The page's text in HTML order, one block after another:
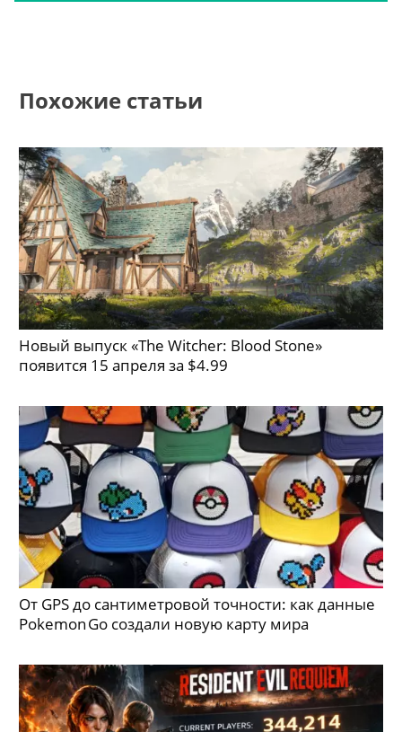
Похожие статьи
Новый выпуск «The Witcher: Blood Stone»
появится 15 апреля за $4.99
От GPS до сантиметровой точности: как данные
Pokemon Go создали новую карту мира